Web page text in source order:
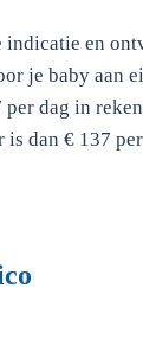
en
je baby aan
dag in
dan € 137